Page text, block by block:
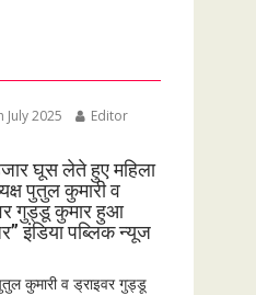
July 2025
Editor
घूस लेते हुए महिला
पुतुल कुमारी व
गुड्डू कुमार हुआ
इंडिया पब्लिक न्यूज
कुमारी व ड्राइवर गुड्डू